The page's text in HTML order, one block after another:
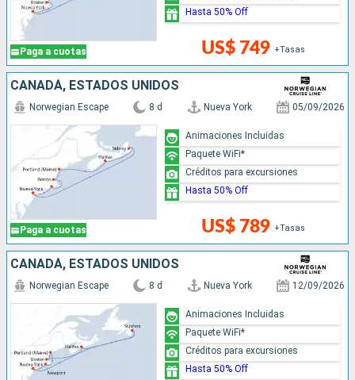
Paga a cuotas US$ 749 +Tasas
Hasta 50% Off
CANADÁ, ESTADOS UNIDOS
Paga a cuotas
Norwegian Escape 8 d Nueva York 05/09/2026
US$ 789 +Tasas
Animaciones Incluidas
Paquete WiFi*
Créditos para excursiones
Hasta 50% Off
CANADÁ, ESTADOS UNIDOS
Norwegian Escape 8 d Nueva York 12/09/2026
Animaciones Incluidas
Paquete WiFi*
Créditos para excursiones
Hasta 50% Off